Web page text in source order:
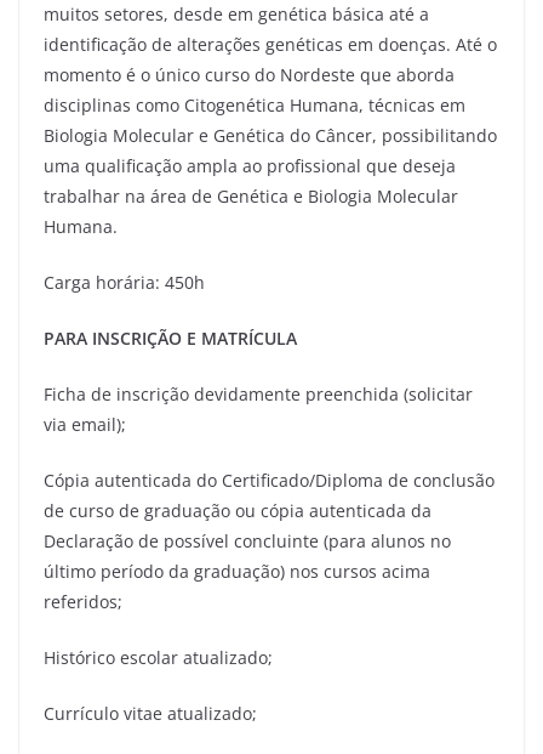
muitos setores, desde em genética básica até a
identificação de alterações genéticas em doenças. Até o
momento é o único curso do Nordeste que aborda
disciplinas como Citogenética Humana, técnicas em
Biologia Molecular e Genética do Câncer, possibilitando
uma qualificação ampla ao profissional que deseja
trabalhar na área de Genética e Biologia Molecular
Humana.
Carga horária: 450h
PARA INSCRIÇÃO E MATRÍCULA
Ficha de inscrição devidamente preenchida (solicitar
via email);
Cópia autenticada do Certificado/Diploma de conclusão
de curso de graduação ou cópia autenticada da
Declaração de possível concluinte (para alunos no
último período da graduação) nos cursos acima
referidos;
Histórico escolar atualizado;
Currículo vitae atualizado;